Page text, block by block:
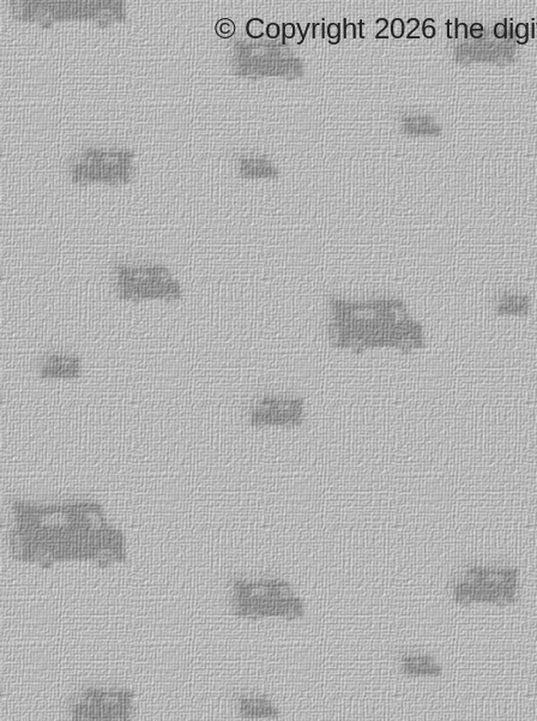
© Copyright 2026 the